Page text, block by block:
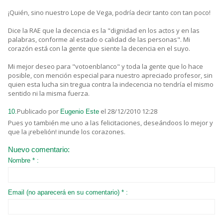
¡Quién, sino nuestro Lope de Vega, podría decir tanto con tan poco!
Dice la RAE que la decencia es la "dignidad en los actos y en las
palabras, conforme al estado o calidad de las personas". Mi
corazón está con la gente que siente la decencia en el suyo.
Mi mejor deseo para "votoenblanco" y toda la gente que lo hace
posible, con mención especial para nuestro apreciado profesor, sin
quien esta lucha sin tregua contra la indecencia no tendría el mismo
sentido ni la misma fuerza.
10.Publicado por Eugenio Este el 28/12/2010 12:28
Pues yo también me uno a las felicitaciones, deseándoos lo mejor y
que la ¡rebelión! inunde los corazones.
Nuevo comentario:
Nombre * :
Email (no aparecerá en su comentario) * :